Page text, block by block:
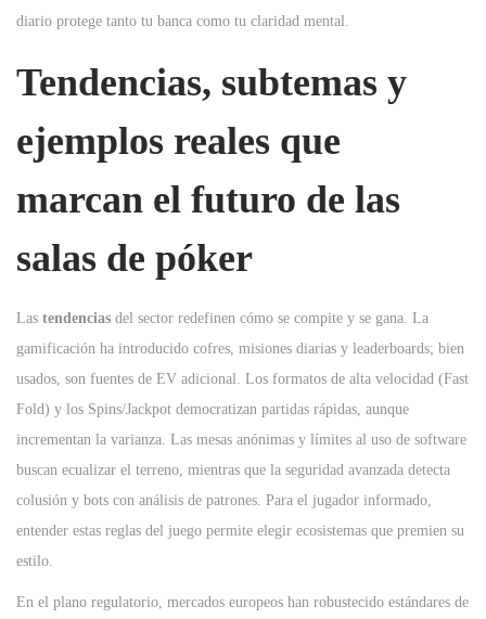
diario protege tanto tu banca como tu claridad mental.
Tendencias, subtemas y
ejemplos reales que
marcan el futuro de las
salas de póker
Las tendencias del sector redefinen cómo se compite y se gana. La
gamificación ha introducido cofres, misiones diarias y leaderboards; bien
usados, son fuentes de EV adicional. Los formatos de alta velocidad (Fast
Fold) y los Spins/Jackpot democratizan partidas rápidas, aunque
incrementan la varianza. Las mesas anónimas y límites al uso de software
buscan ecualizar el terreno, mientras que la seguridad avanzada detecta
colusión y bots con análisis de patrones. Para el jugador informado,
entender estas reglas del juego permite elegir ecosistemas que premien su
estilo.
En el plano regulatorio, mercados europeos han robustecido estándares de